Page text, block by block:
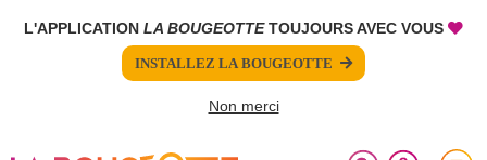
L'APPLICATION LA BOUGEOTTETOUJOURS AVEC VOUS
INSTALLEZ LA BOUGEOTTE
Non merci
FERMER
Votre demande a bien été envoyée.
FERMER
Votre inscription à la newsletter a été effectuée.